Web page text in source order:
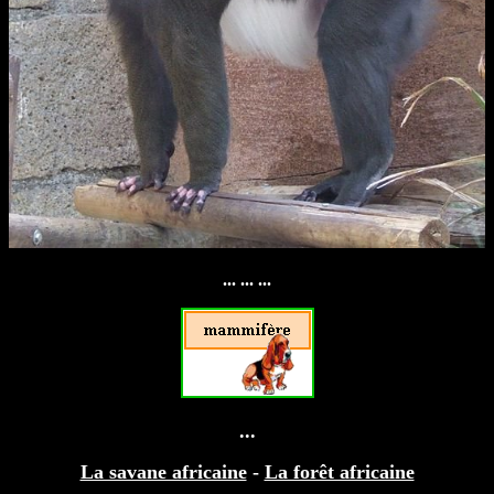
... ... ...
...
La savane africaine- La forêt africaine